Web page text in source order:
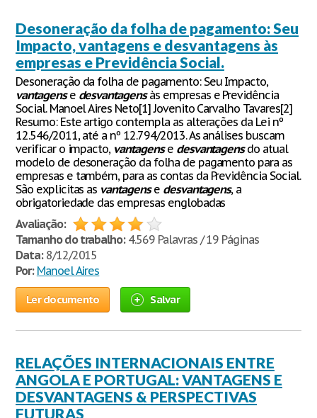
Desoneração da folha de pagamento: Seu
Impacto, vantagens e desvantagens às
empresas e Previdência Social.
Desoneração da folha de pagamento: Seu Impacto,
vantagense desvantagensàs empresas e Previdência
Social. Manoel Aires Neto[1] Jovenito Carvalho Tavares[2]
Resumo: Este artigo contempla as alterações da Lei nº
12.546/2011, até a nº 12.794/2013. As análises buscam
verificar o impacto, vantagense desvantagensdo atual
modelo de desoneração da folha de pagamento para as
empresas e também, para as contas da Previdência Social.
São explicitas as vantagense desvantagens, a
obrigatoriedade das empresas englobadas
Avaliação:
Tamanho do trabalho:4.569 Palavras / 19 Páginas
Data:8/12/2015
Por: Manoel Aires
Ler documento Salvar
RELAÇÕES INTERNACIONAIS ENTRE
ANGOLA E PORTUGAL: VANTAGENS E
DESVANTAGENS & PERSPECTIVAS
FUTURAS